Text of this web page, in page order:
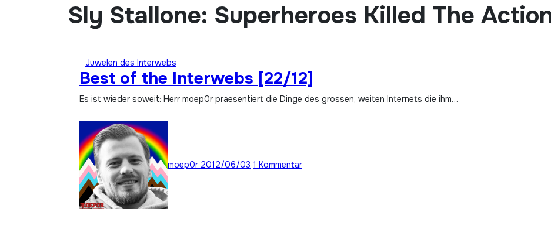
Sly Stallone: Superheroes Killed The
Juwelen des Interwebs
Best of the Interwebs [22/12]
Es ist wieder soweit: Herr moep0r praesentiert die Dinge des grossen, weiten Internets die ihm…
moep0r 2012/06/03 1 Kommentar